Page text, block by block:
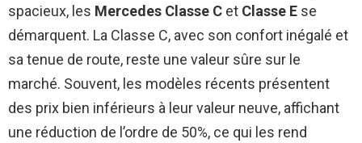
spacieux, les Mercedes Classe C et Classe E se
démarquent. La Classe C, avec son confort inégalé et
sa tenue de route, reste une valeur sûre sur le
marché. Souvent, les modèles récents présentent
des prix bien inférieurs à leur valeur neuve, affichant
une réduction de l’ordre de 50%, ce qui les rend